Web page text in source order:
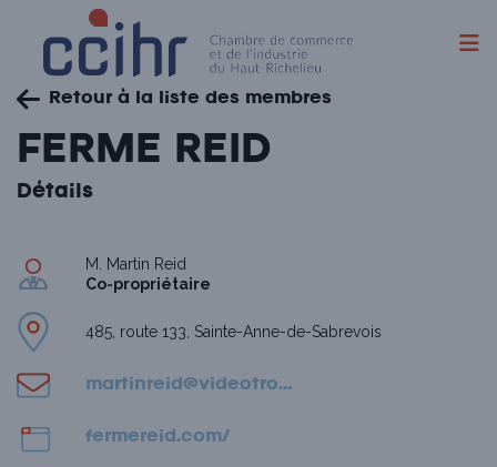
Skip
content
Retour à la liste des membres
FERME REID
Détails
M. Martin Reid
Co-propriétaire
485, route 133, Sainte-Anne-de-Sabrevois
martinreid@videotron.ca
fermereid.com/